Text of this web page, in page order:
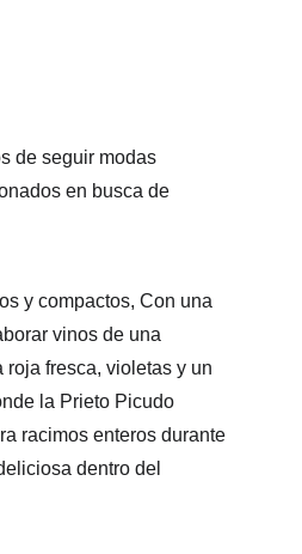
de seguir modas
en busca de
y compactos, Con una
vinos de una
fresca, violetas y un
la Prieto Picudo
racimos enteros durante
dentro del